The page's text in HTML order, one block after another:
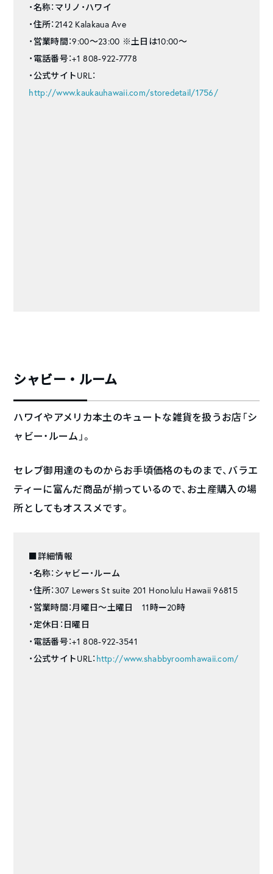
・名称：マリノ・ハワイ
・住所：2142 Kalakaua Ave
・営業時間：9:00～23:00 ※土日は10:00～
・電話番号：+1 808-922-7778
・公式サイトURL：
http://www.kaukauhawaii.com/storedetail/1756/
シャビー・ルーム
ハワイやアメリカ本土のキュートな雑貨を扱うお店「シ
ャビー・ルーム」。
セレブ御用達のものからお手頃価格のものまで、バラエ
ティーに富んだ商品が揃っているので、お土産購入の場
所としてもオススメです。
■詳細情報
・名称：シャビー・ルーム
・住所：307 Lewers St suite 201 Honolulu Hawaii 96815
・営業時間：月曜日～土曜日 11時ー20時
・定休日：日曜日
・電話番号：+1 808-922-3541
・公式サイトURL： http://www.shabbyroomhawaii.com/